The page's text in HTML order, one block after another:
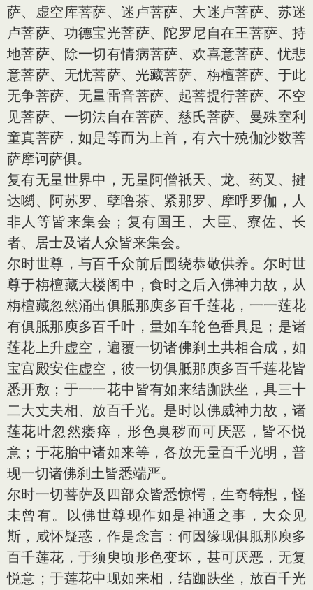
萨、虚空库菩萨、迷卢菩萨、大迷卢菩萨、苏迷
卢菩萨、功德宝光菩萨、陀罗尼自在王菩萨、持
地菩萨、除一切有情病菩萨、欢喜意菩萨、忧悲
意菩萨、无忧菩萨、光藏菩萨、栴檀菩萨、于此
无争菩萨、无量雷音菩萨、起菩提行菩萨、不空
见菩萨、一切法自在菩萨、慈氏菩萨、曼殊室利
童真菩萨，如是等而为上首，有六十殑伽沙数菩
萨摩诃萨俱。
复有无量世界中，无量阿僧祇天、龙、药叉、揵
达嚩、阿苏罗、孽噜茶、紧那罗、摩呼罗伽，人
非人等皆来集会；复有国王、大臣、寮佐、长
者、居士及诸人众皆来集会。
尔时世尊，与百千众前后围绕恭敬供养。尔时世
尊于栴檀藏大楼阁中，食时之后入佛神力故，从
栴檀藏忽然涌出俱胝那庾多百千莲花，一一莲花
有俱胝那庾多百千叶，量如车轮色香具足；是诸
莲花上升虚空，遍覆一切诸佛刹土共相合成，如
宝宫殿安住虚空，彼一切俱胝那庾多百千莲花皆
悉开敷；于一一花中皆有如来结跏趺坐，具三十
二大丈夫相、放百千光。是时以佛威神力故，诸
莲花叶忽然痿瘁，形色臭秽而可厌恶，皆不悦
意；于花胎中诸如来等，各放无量百千光明，普
现一切诸佛刹土皆悉端严。
尔时一切菩萨及四部众皆悉惊愕，生奇特想，怪
未曾有。以佛世尊现作如是神通之事，大众见
斯，咸怀疑惑，作是念言：何因缘现俱胝那庾多
百千莲花，于须臾顷形色变坏，甚可厌恶，无复
悦意；于莲花中现如来相，结跏趺坐，放百千光